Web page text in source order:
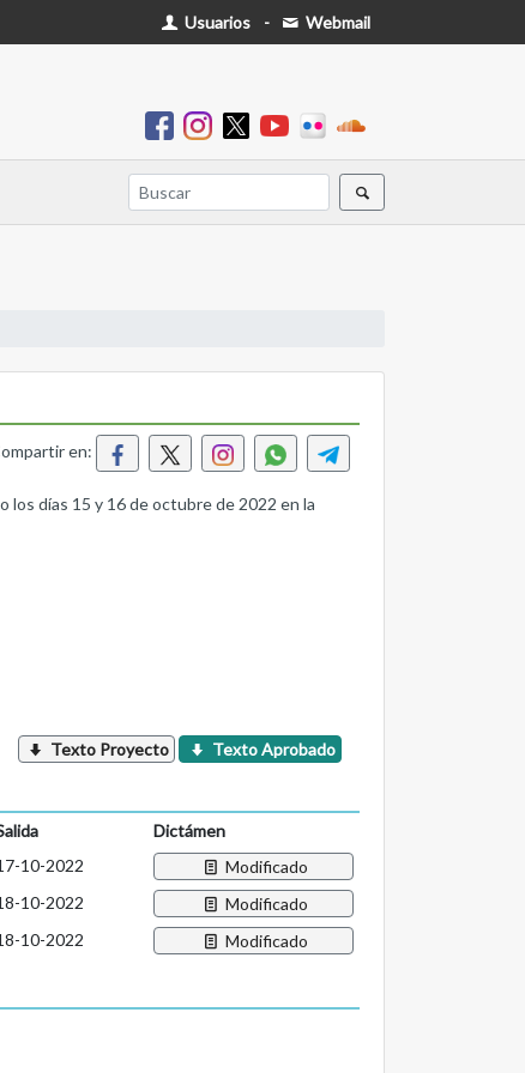
Usuarios - Webmail
en:
los días 15 y 16 de octubre de 2022 en la
Texto Proyecto Texto Aprobado
Dictámen
10-2022
Modificado
10-2022
Modificado
10-2022 Modificado